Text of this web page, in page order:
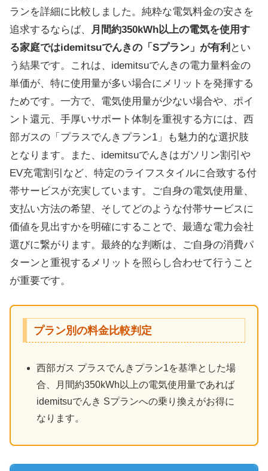
ランを詳細に比較しました。純粋な電気料金の安さを
追求するならば、
月間約350kWh以上の電気を使用す
る家庭ではidemitsuでんきの「Sプラン」が有利 とい
う結果です。これは、idemitsuでんきの電力量料金の
単価が、特に使用量が多い場合にメリットを発揮する
ためです。一方で、電気使用量が少ない場合や、ポイ
ント還元、手厚いサポート体制を重視する方には、西
部ガスの「プラスでんきプラン1」も魅力的な選択肢
となります。また、idemitsuでんきはガソリン割引や
EV充電割引など、特定のライフスタイルに合致する付
帯サービスが充実しています。ご自身の電気使用量、
支払い方法の希望、そしてどのような付帯サービスに
価値を見出すかを明確にすることで、最適な電力会社
選びに繋がります。最終的な判断は、ご自身の消費パ
ターンと重視するメリットを照らし合わせて行うこと
が重要です。
プラン別の料金比較判定
西部ガス プラスでんきプラン1を基準とした場
合、月間約350kWh以上の電気使用量であれば
idemitsuでんき Sプランへの乗り換えがお得に
なります。